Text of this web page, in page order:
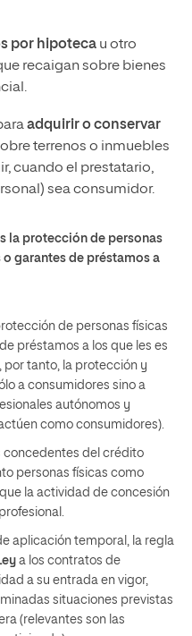
por hipotecau otro
recaigan sobre bienes
adquirir o conservar
terrenos o inmuebles
cuando el prestatario,
sea consumidor.
la protección de personas
garantes de préstamos a
de personas físicas
préstamos a los que les es
por tanto, la protección y
a consumidores sino a
autónomos y
como consumidores).
concedentes del crédito
personas físicas como
la actividad de concesión
aplicación temporal, la regla
a los contratos de
a su entrada en vigor,
situaciones previstas
(relevantes son las